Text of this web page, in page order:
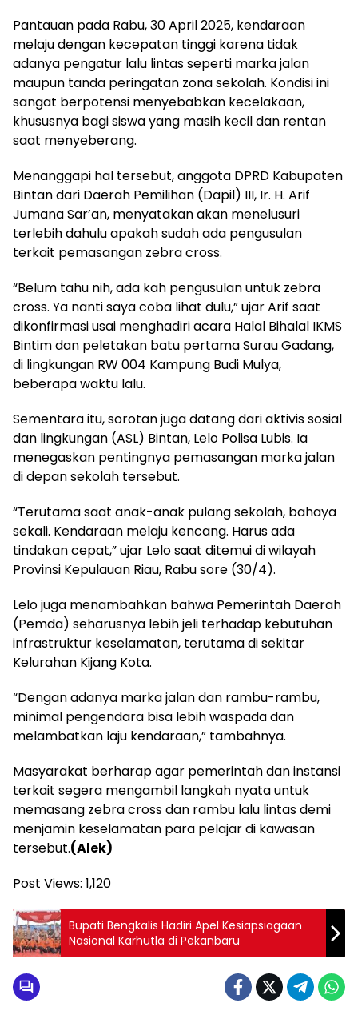
Pantauan pada Rabu, 30 April 2025, kendaraan
melaju dengan kecepatan tinggi karena tidak
adanya pengatur lalu lintas seperti marka jalan
maupun tanda peringatan zona sekolah. Kondisi ini
sangat berpotensi menyebabkan kecelakaan,
khususnya bagi siswa yang masih kecil dan rentan
saat menyeberang.
Menanggapi hal tersebut, anggota DPRD Kabupaten
Bintan dari Daerah Pemilihan (Dapil) III, Ir. H. Arif
Jumana Sar’an, menyatakan akan menelusuri
terlebih dahulu apakah sudah ada pengusulan
terkait pemasangan zebra cross.
“Belum tahu nih, ada kah pengusulan untuk zebra
cross. Ya nanti saya coba lihat dulu,” ujar Arif saat
dikonfirmasi usai menghadiri acara Halal Bihalal IKMS
Bintim dan peletakan batu pertama Surau Gadang,
di lingkungan RW 004 Kampung Budi Mulya,
beberapa waktu lalu.
Sementara itu, sorotan juga datang dari aktivis sosial
dan lingkungan (ASL) Bintan, Lelo Polisa Lubis. Ia
menegaskan pentingnya pemasangan marka jalan
di depan sekolah tersebut.
“Terutama saat anak-anak pulang sekolah, bahaya
sekali. Kendaraan melaju kencang. Harus ada
tindakan cepat,” ujar Lelo saat ditemui di wilayah
Provinsi Kepulauan Riau, Rabu sore (30/4).
Lelo juga menambahkan bahwa Pemerintah Daerah
(Pemda) seharusnya lebih jeli terhadap kebutuhan
infrastruktur keselamatan, terutama di sekitar
Kelurahan Kijang Kota.
“Dengan adanya marka jalan dan rambu-rambu,
minimal pengendara bisa lebih waspada dan
melambatkan laju kendaraan,” tambahnya.
Masyarakat berharap agar pemerintah dan instansi
terkait segera mengambil langkah nyata untuk
memasang zebra cross dan rambu lalu lintas demi
menjamin keselamatan para pelajar di kawasan
tersebut.(Alek)
Post Views: 1,120
Bupati Bengkalis Hadiri Apel Kesiapsiagaan
Nasional Karhutla di Pekanbaru